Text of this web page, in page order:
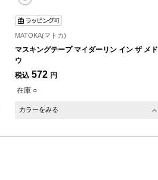
MATOKA(マトカ)
マスキングテープ マイダーリン イン ザ メド
ウ
税込 572 円
在庫 ○
カラーをみる